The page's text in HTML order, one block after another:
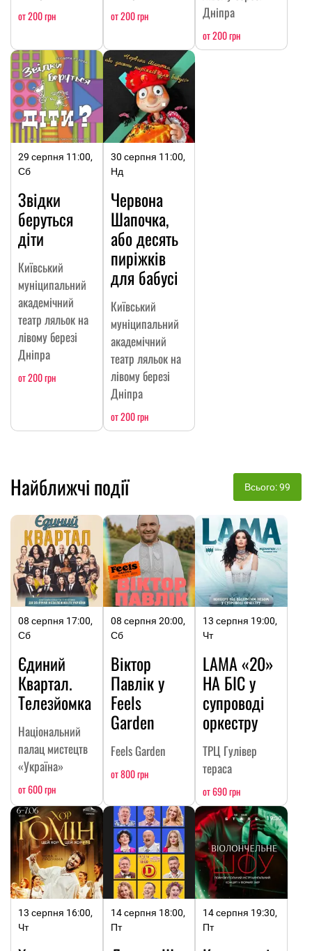
от 200 грн от 200 грн
Дніпра
от 200 грн
29 серпня 11:00,
Сб
Звідки
беруться
діти
Київський
муніципальний
академічний
театр ляльок на
лівому березі
Дніпра
от 200 грн
30 серпня 11:00,
Нд
Червона
Шапочка,
або десять
пиріжків
для бабусі
Київський
муніципальний
академічний
театр ляльок на
лівому березі
Дніпра
от 200 грн
Найближчі події Всього: 99
08 серпня 17:00,
Сб
Єдиний
Квартал.
Телезйомка
Національний
палац мистецтв
«Україна»
от 600 грн
08 серпня 20:00,
Сб
Віктор
Павлік у
Feels
Garden
Feels Garden
от 800 грн
13 серпня 19:00,
Чт
LAMA «20»
НА БІС у
супроводі
оркестру
ТРЦ Гулівер
тераса
от 690 грн
13 серпня 16:00,
Чт
14 серпня 18:00,
Пт
14 серпня 19:30,
Пт